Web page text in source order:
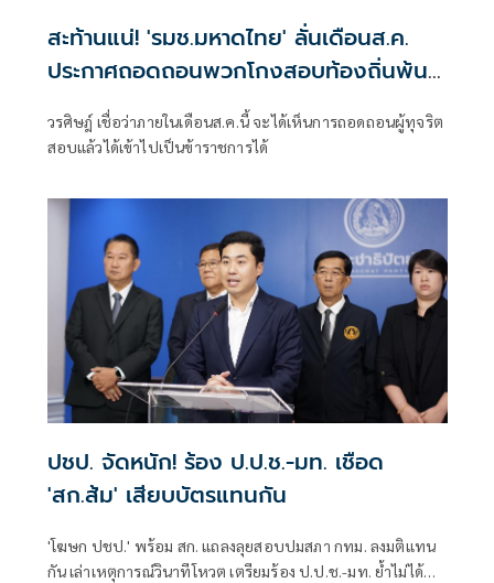
สะท้านแน่! 'รมช.มหาดไทย' ลั่นเดือนส.ค.
ประกาศถอดถอนพวกโกงสอบท้องถิ่นพ้น
ตำแหน่ง
วรศิษฎ์ เชื่อว่าภายในเดือนส.ค.นี้ จะได้เห็นการถอดถอนผู้ทุจริต
สอบแล้วได้เข้าไปเป็นข้าราชการได้
ปชป. จัดหนัก! ร้อง ป.ป.ช.-มท. เชือด
'สก.ส้ม' เสียบบัตรแทนกัน
'โฆษก ปชป.' พร้อม สก. แถลงลุยสอบปมสภา กทม. ลงมติแทน
กัน เล่าเหตุการณ์วินาทีโหวต เตรียมร้อง ป.ป.ช.-มท. ย้ำไม่ได้